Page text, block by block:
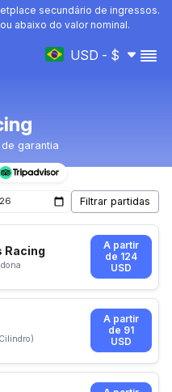
secundário de ingressos.
abaixo do valor nominal.
USD - $
garantia
de Racing
Racing
A partir
de 124
USD
A partir
de 91
USD